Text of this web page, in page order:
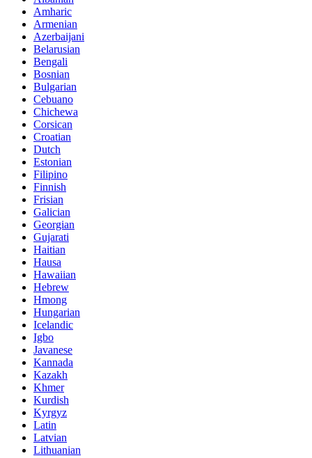
Amharic
Armenian
Azerbaijani
Belarusian
Bengali
Bosnian
Bulgarian
Cebuano
Chichewa
Corsican
Croatian
Dutch
Estonian
Filipino
Finnish
Frisian
Galician
Georgian
Gujarati
Haitian
Hausa
Hawaiian
Hebrew
Hmong
Hungarian
Icelandic
Igbo
Javanese
Kannada
Kazakh
Khmer
Kurdish
Kyrgyz
Latin
Latvian
Lithuanian